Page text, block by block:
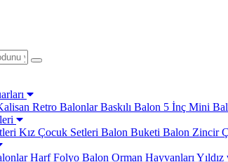
Retro BalonlarBaskılı Balon 5 İnç Mini
Kız Çocuk Setleri Balon Buketi Balon Zincir
Harf Folyo Balon Orman Hayvanları